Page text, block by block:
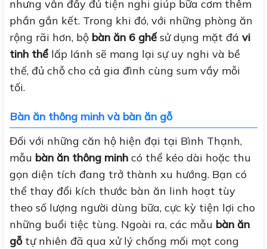
nhưng vẫn đầy đủ tiện nghi giúp bữa cơm thêm
phần gắn kết. Trong khi đó, với những phòng ăn
rộng rãi hơn, bộ bàn ăn 6 ghếsử dụng mặt đá vi
tinh thể lấp lánh sẽ mang lại sự uy nghi và bề
thế, đủ chỗ cho cả gia đình cùng sum vầy mỗi
tối.
Bàn ăn thông minh và bàn ăn gỗ
Đối với những căn hộ hiện đại tại Bình Thạnh,
mẫu bàn ăn thông minh có thể kéo dài hoặc thu
gọn diện tích đang trở thành xu hướng. Bạn có
thể thay đổi kích thước bàn ăn linh hoạt tùy
theo số lượng người dùng bữa, cực kỳ tiện lợi cho
những buổi tiệc tùng. Ngoài ra, các mẫu bàn ăn
gỗtự nhiên đã qua xử lý chống mối mọt cong